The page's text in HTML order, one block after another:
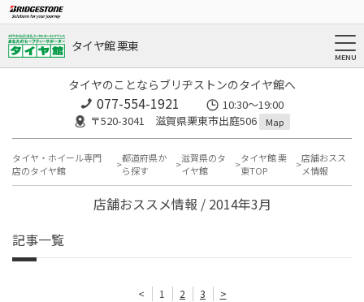
タイヤ館 栗東
タイヤのことならブリヂストンのタイヤ館へ
077-554-1921
10:30～19:00
〒520-3041 滋賀県栗東市出庭506
Map
タイヤ・ホイール専門
店のタイヤ館
都道府県か
ら探す
滋賀県のタ
イヤ館
タイヤ館 栗
東TOP
店舗おスス
メ情報
店舗おススメ情報 / 2014年3月
記事一覧
< 1 2 3 >